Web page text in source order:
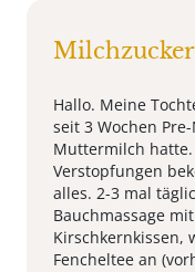
Hallo. Meine
seit 3 Wochen
Muttermilch
Verstopfungen
alles. 2-3 mal
Bauchmassage
Fencheltee an